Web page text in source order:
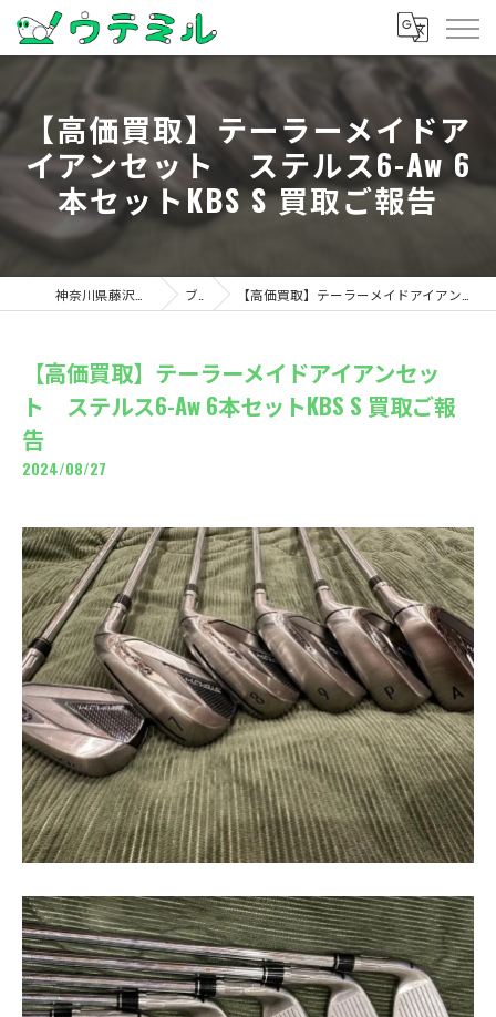
【高価買取】テーラーメイドア
イアンセット ステルス6-Aw 6
本セットKBS S 買取ご報告
ブログ 【高価買取】テーラーメイドアイアンセット ステルス6-Aw 6本セットKBS S 買取ご報告
【高価買取】テーラーメイドアイアンセッ
ト ステルス6-Aw 6本セットKBS S 買取ご報
告
2024/08/27